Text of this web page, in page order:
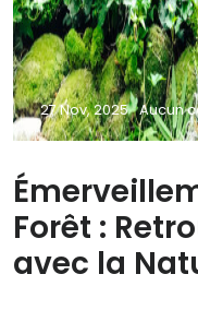
27 Nov, 2025 Aucun
Forêt :
avec la